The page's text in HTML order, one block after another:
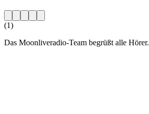
(1)
Das Moonliveradio-Team begrüßt alle Hörer.